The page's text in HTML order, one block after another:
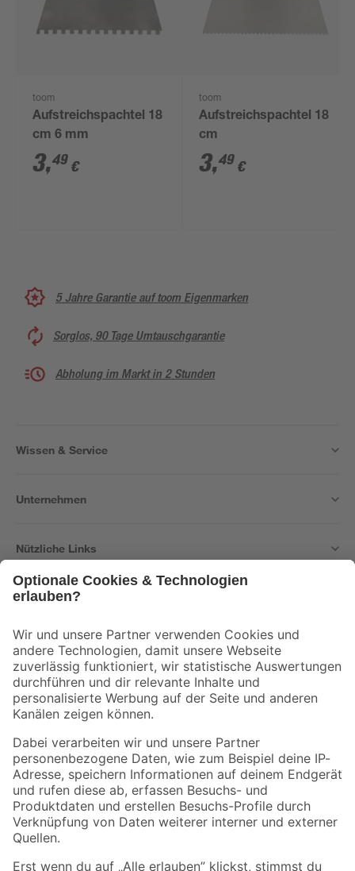
toom
Aufstreichspachtel 18
cm 6 mm
3,49 €
toom
Aufstreichspachtel 18
cm
3,49 €
5 Jahre Garantie auf toom Eigenmarken
Sorglos, 90 Tage Umtauschgarantie
Abholung im Markt in 2 Stunden
Wissen & Service
Unternehmen
Nützliche Links
Der toom Newsletter: Keine Angebote und Aktionen mehr verpassen!
Zur Newsletter Anmeldung
Folge uns
Zahlungsarten Versandarten
Sicher einkaufen